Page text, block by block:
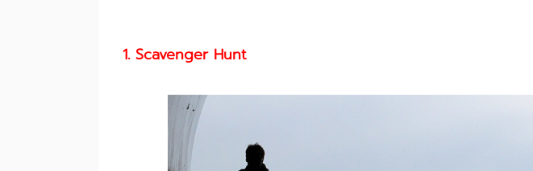
1. Scavenger Hunt